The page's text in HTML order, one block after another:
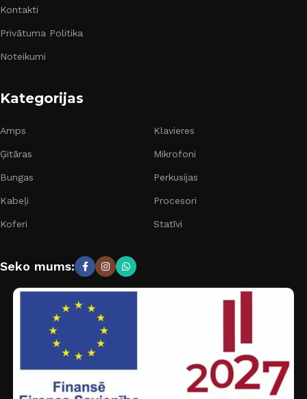
Kontakti
Privātuma Politika
Noteikumi
Kategorijas
Amps
Ģitāras
Bungas
Kabeļi
Koferi
Klavieres
Mikrofoni
Perkusijas
Procesori
Statīvi
Seko mums: